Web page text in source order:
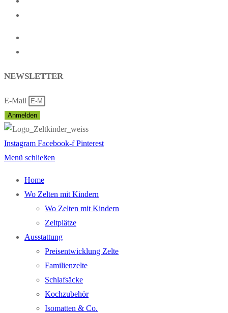
NEWSLETTER
E-Mail
Anmelden
Instagram Facebook-f Pinterest
Menü schließen
Home
Wo Zelten mit Kindern
Wo Zelten mit Kindern
Zeltplätze
Ausstattung
Preisentwicklung Zelte
Familienzelte
Schlafsäcke
Kochzubehör
Isomatten & Co.